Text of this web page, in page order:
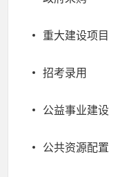
重大建设项目
招考录用
公益事业建设
公共资源配置